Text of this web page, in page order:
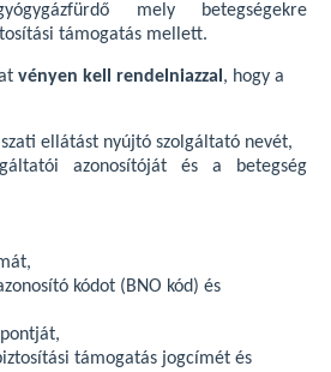
mely betegségekre
támogatás mellett.
vényen kell rendelniazzal , hogy a
ellátást nyújtó szolgáltató nevét,
azonosítóját és a betegség
kódot (BNO kód) és
támogatás jogcímét és